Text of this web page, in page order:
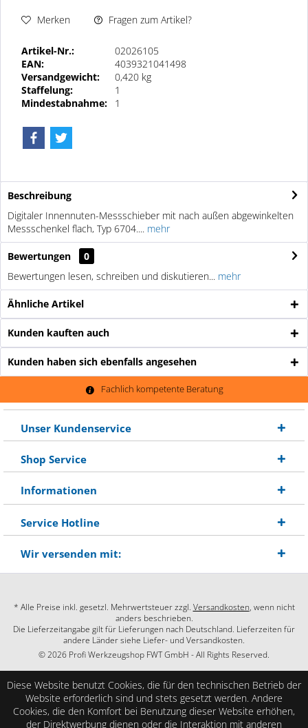
Merken Fragen zum Artikel?
Artikel-Nr.:
02026105
EAN:
4039321041498
Versandgewicht:
0,420 kg
Staffelung:
1
Mindestabnahme:
1
Beschreibung
Digitaler Innennuten-Messschieber mit nach außen abgewinkelten
Messschenkel flach, Typ 6704.... mehr
Bewertungen
0
Bewertungen lesen, schreiben und diskutieren... mehr
Ähnliche Artikel
Kunden kauften auch
Kunden haben sich ebenfalls angesehen
Fachlich kompetente Beratung
Unser Kundenservice
Shop Service
Informationen
Service Hotline
Wir versenden mit:
* Alle Preise inkl. gesetzl. Mehrwertsteuer zzgl. Versandkosten, wenn nicht
anders beschrieben.
Die Lieferzeitangabe gilt für Lieferungen nach Deutschland. Lieferzeiten für
andere Länder siehe Liefer- und Versandkosten.
© 2026 Profi Werkzeugshop FWT GmbH - All Rights Reserved.
Diese Website benutzt Cookies, die für den technischen Betrieb der
Website erforderlich sind und stets gesetzt werden. Andere
Cookies, die den Komfort bei Benutzung dieser Website erhöhen,
der Direktwerbung dienen oder die Interaktion mit anderen